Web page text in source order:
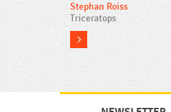
Stephan Roiss
Triceratops
more